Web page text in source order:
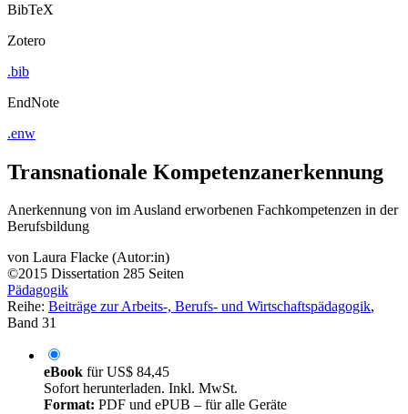
BibTeX
Zotero
.bib
EndNote
.enw
Transnationale Kompetenzanerkennung
Anerkennung von im Ausland erworbenen Fachkompetenzen in der
Berufsbildung
von Laura Flacke (Autor:in)
©2015 Dissertation 285 Seiten
Pädagogik
Reihe: Beiträge zur Arbeits-, Berufs- und Wirtschaftspädagogik,
Band 31
eBook fürUS$ 84,45
Sofort herunterladen. Inkl. MwSt.
Format: PDF und ePUB – für alle Geräte